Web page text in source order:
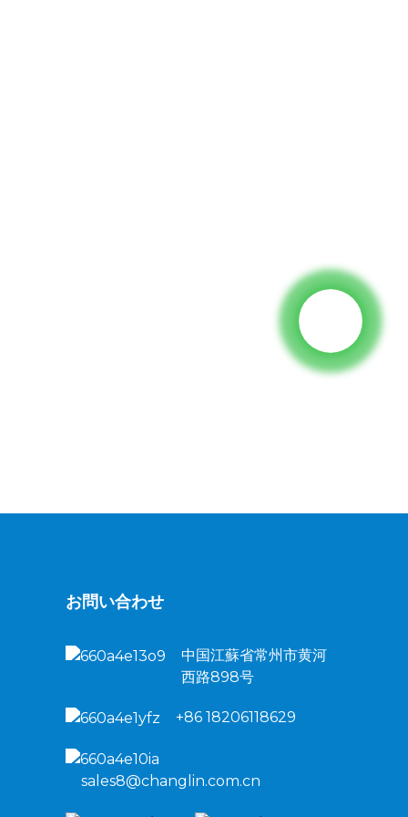
お問い合わせ
中国江蘇省常州市黄河
西路898号
+86 18206118629
sales8@changlin.com.cn